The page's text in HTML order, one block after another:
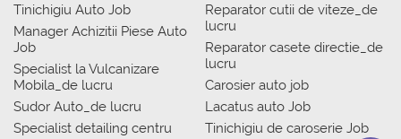
Tinichigiu Auto Job
Manager Achizitii Piese Auto
Job
Specialist la Vulcanizare
Mobila_de lucru
Sudor Auto_de lucru
Specialist detailing centru
Reparator cutii de viteze_de
lucru
Reparator casete directie_de
lucru
Carosier auto job
Lacatus auto Job
Tinichigiu de caroserie Job